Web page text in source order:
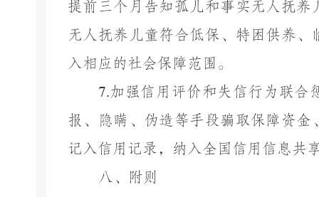
提前三个月告知孤儿和事实无人抚养
无人抚养儿童符合低保、特困供养
入相应的社会保障范围。
7.加强信用评价和失信行为联合
报、隐瞒、伪造等手段骗取保障资
记入信用记录，纳入全国信用信息共
八、附则